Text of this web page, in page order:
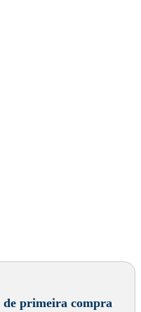
de primeira compra